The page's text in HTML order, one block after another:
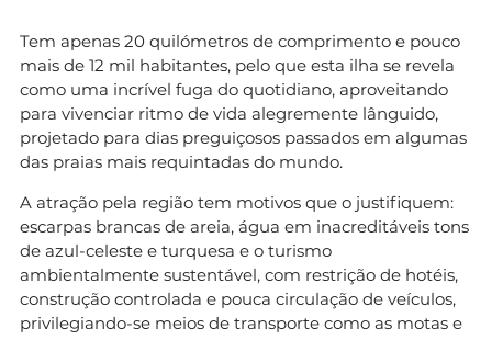
Tem apenas 20 quilómetros de comprimento e pouco
mais de 12 mil habitantes, pelo que esta ilha se revela
como uma incrível fuga do quotidiano, aproveitando
para vivenciar ritmo de vida alegremente lânguido,
projetado para dias preguiçosos passados em algumas
das praias mais requintadas do mundo.
A atração pela região tem motivos que o justifiquem:
escarpas brancas de areia, água em inacreditáveis tons
de azul-celeste e turquesa e o turismo
ambientalmente sustentável, com restrição de hotéis,
construção controlada e pouca circulação de veículos,
privilegiando-se meios de transporte como as motas e